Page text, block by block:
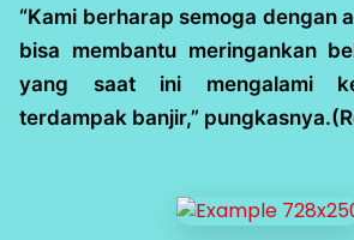
“Kami berharap semoga dengan
bisa membantu meringankan
yang saat ini mengalami
terdampak banjir,”